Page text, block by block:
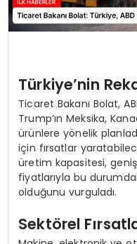
Türkiye’nin
Ticaret Bakanı Bolat,
Trump’ın Meksika,
ürünlere yönelik
için fırsatlar
üretim kapasitesi,
fiyatlarıyla bu
olduğunu vurguladı.
Sektörel